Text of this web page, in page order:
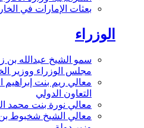
بعثات الإمارات في
الوزراء
سمو الشيخ عبدالله بن
مجلس الوزراء ووزير
معالي ريم بنت
التعاون الدولي
معالي نورة بنت محمد
معالي الشيخ شخبوط بن